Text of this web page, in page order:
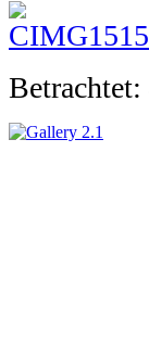
Betrachtet: